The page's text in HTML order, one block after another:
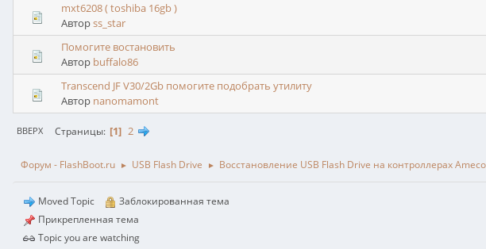
mxt6208 ( toshiba 16gb )
Авторss_star
Помогите востановить
Автор buffalo86
Transcend JF V30/2Gb помогите подобрать утилиту
Автор nanomamont
ВВЕРХ Страницы 1 2
Форум - FlashBoot.ru ► USB Flash Drive ► Восстановление USB Flash Drive на контроллерах Ameco
Moved Topic
Заблокированная тема
Прикрепленная тема
Topic you are watching